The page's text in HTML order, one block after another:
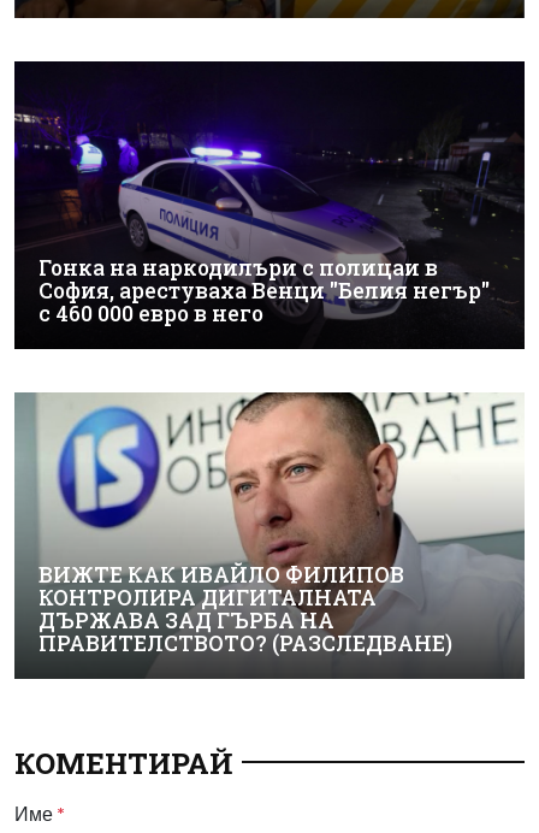
Гонка на наркодилъри с полицаи в
София, арестуваха Венци "Белия негър"
с 460 000 евро в него
ВИЖТЕ КАК ИВАЙЛО ФИЛИПОВ
КОНТРОЛИРА ДИГИТАЛНАТА
ДЪРЖАВА ЗАД ГЪРБА НА
ПРАВИТЕЛСТВОТО? (РАЗСЛЕДВАНЕ)
КОМЕНТИРАЙ
Име *